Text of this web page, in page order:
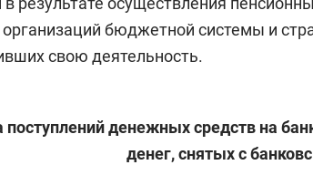
бюджетной системы и
свою деятельность.
денежных средств на
денег, снятых с